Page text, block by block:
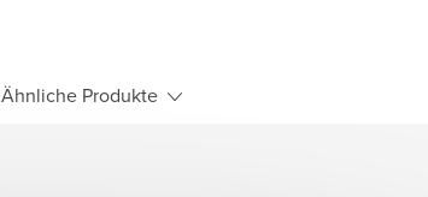
Ähnliche Produkte